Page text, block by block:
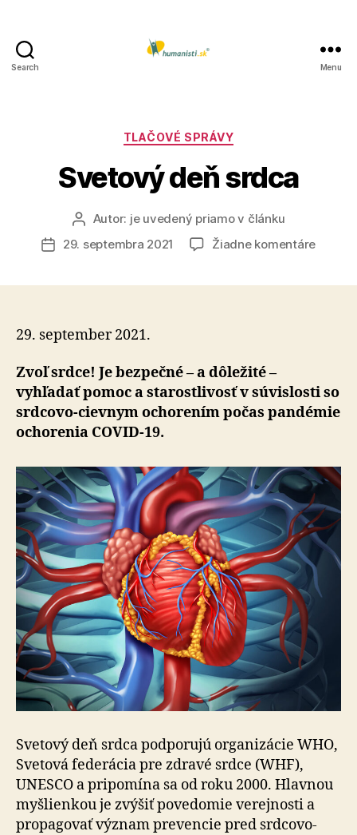
Search Menu
Kategórie
TLAČOVÉ SPRÁVY
Svetový deň srdca
AutorAutor: je uvedený priamo v článku
Dátum
29. septembra 2021 Žiadne komentárena
29. september 2021.
Zvoľ srdce! Je bezpečné – a dôležité –
vyhľadať pomoc a starostlivosť v súvislosti so
srdcovo-cievnym ochorením počas pandémie
ochorenia COVID-19.
Svetový deň srdca podporujú organizácie WHO,
Svetová federácia pre zdravé srdce (WHF),
UNESCO a pripomína sa od roku 2000. Hlavnou
myšlienkou je zvýšiť povedomie verejnosti a
propagovať význam prevencie pred srdcovo-